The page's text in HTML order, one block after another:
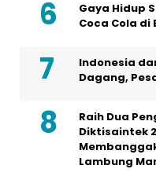
Gaya Hidup
Coca Cola di
Indonesia
Dagang,
Raih Dua
Diktisaintek
Lambung